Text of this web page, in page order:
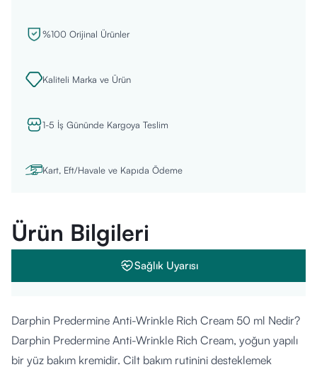
%100 Orijinal Ürünler
Kaliteli Marka ve Ürün
1-5 İş Gününde Kargoya Teslim
Kart, Eft/Havale ve Kapıda Ödeme
Ürün Bilgileri
Sağlık Uyarısı
Darphin Predermine Anti-Wrinkle Rich Cream 50 ml Nedir?
Darphin Predermine Anti-Wrinkle Rich Cream, yoğun yapılı
bir yüz bakım kremidir. Cilt bakım rutinini desteklemek